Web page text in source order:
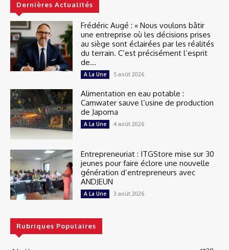
Dernières Actualités
Frédéric Augé : « Nous voulons bâtir
une entreprise où les décisions prises
au siège sont éclairées par les réalités
du terrain. C’est précisément l’esprit
de...
A La Une 5 août 2026
Alimentation en eau potable :
Camwater sauve l’usine de production
de Japoma
A La Une 4 août 2026
Entrepreneuriat : ITGStore mise sur 30
jeunes pour faire éclore une nouvelle
génération d’entrepreneurs avec
ANDJEUN
A La Une 3 août 2026
Rubriques Populaires